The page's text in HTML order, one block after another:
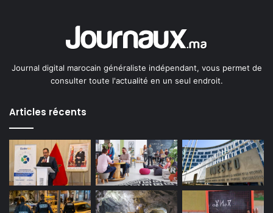
Journal digital marocain généraliste indépendant, vous permet de
consulter toute l'actualité en un seul endroit.
Articles récents